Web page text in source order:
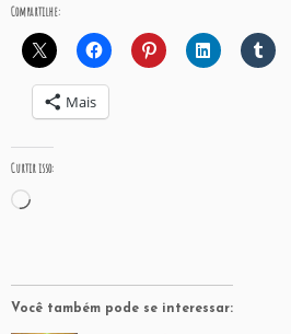
Compartilhe:
Mais
Curtir isso:
Carregando...
Você também pode se interessar: